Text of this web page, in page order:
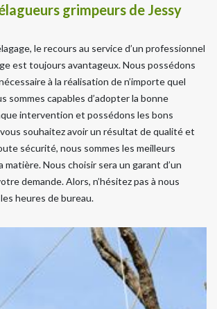
grimpeurs de Jessy
le recours au service d’un professionnel
est toujours avantageux. Nous possédons
à la réalisation de n’importe quel
sommes capables d’adopter la bonne
intervention et possédons les bons
souhaitez avoir un résultat de qualité et
sécurité, nous sommes les meilleurs
matière. Nous choisir sera un garant d’un
demande. Alors, n’hésitez pas à nous
heures de bureau.